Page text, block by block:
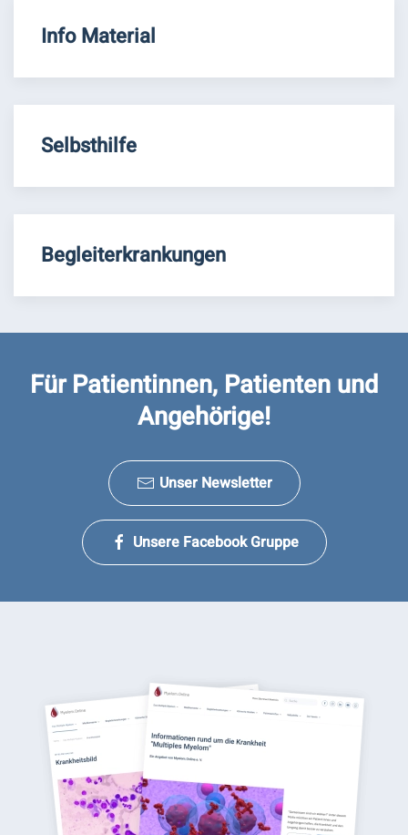
Info Material
Selbsthilfe
Begleiterkrankungen
Für Patientinnen, Patienten und
Angehörige!
Unser Newsletter
Unsere Facebook Gruppe